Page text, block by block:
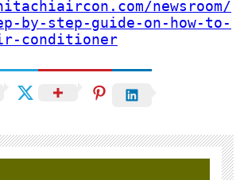
newsroom/
by-step-guide-on-how-to-
conditioner